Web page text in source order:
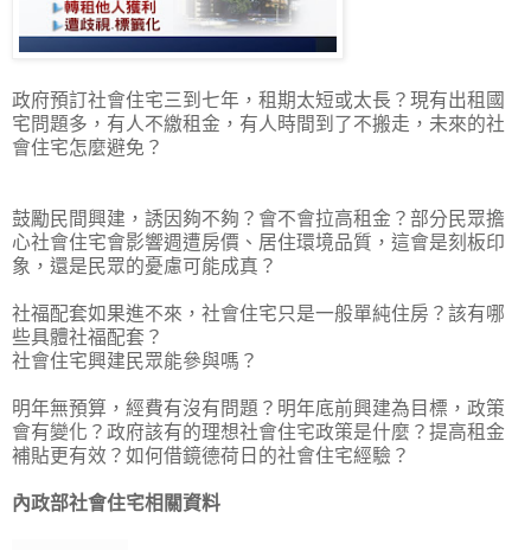
政府預訂社會住宅三到七年，租期太短或太長？現有出租國
宅問題多，有人不繳租金，有人時間到了不搬走，未來的社
會住宅怎麼避免？
鼓勵民間興建，誘因夠不夠？會不會拉高租金？部分民眾擔
心社會住宅會影響週遭房價、居住環境品質，這會是刻板印
象，還是民眾的憂慮可能成真？
社福配套如果進不來，社會住宅只是一般單純住房？該有哪
些具體社福配套？
社會住宅興建民眾能參與嗎？
明年無預算，經費有沒有問題？明年底前興建為目標，政策
會有變化？政府該有的理想社會住宅政策是什麼？提高租金
補貼更有效？如何借鏡德荷日的社會住宅經驗？
內政部社會住宅相關資料